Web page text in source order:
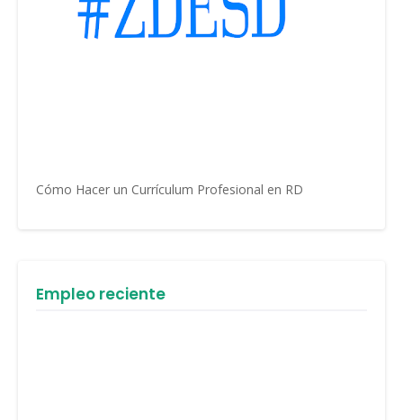
Cómo Hacer un Currículum Profesional en RD
Empleo reciente